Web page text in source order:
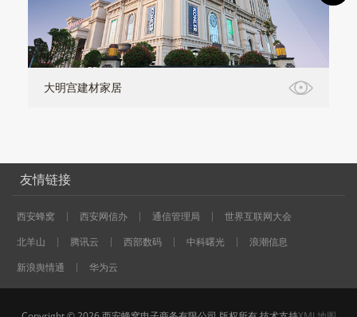
大明宫建材家居
友情链接
西安蜂窝 西安网信办 通信管理局
世界互联网大会
北羊山
腾讯云 西部数码 中科曙光
浪潮信息
新浪舆情通
华为云